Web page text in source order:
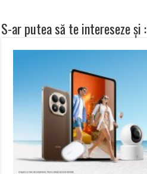
S-ar putea să te intereseze și :